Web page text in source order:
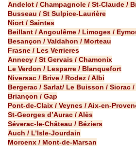
Andelot / Champagnole / St-Claude /
Busseau / St Sulpice-Laurière
Niort / Saintes
Beillant / Angoulême / Limoges /
Besançon / Valdahon / Morteau
Frasne / Les Verrieres
Annecy / St Gervais / Chamonix
Le Verdon / Lesparre / Blanquefort
Niversac / Brive / Rodez / Albi
Bergerac / Sarlat/ Le Buisson / Siorac
Briançon / Gap
Pont-de-Claix / Veynes / Aix-en-
St-Georges d’Aurac / Alès
Séverac-le-Château / Béziers
Auch / L’Isle-Jourdain
Morcenx / Mont-de-Marsan